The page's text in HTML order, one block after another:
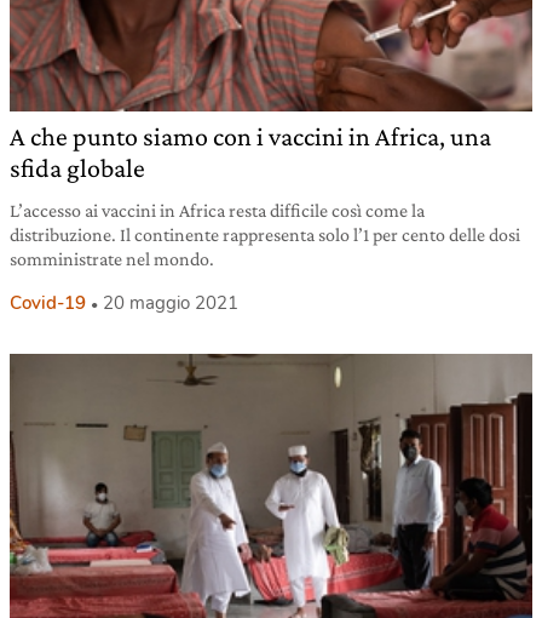
A che punto siamo con i vaccini in Africa, una
sfida globale
L’accesso ai vaccini in Africa resta difficile così come la
distribuzione. Il continente rappresenta solo l’1 per cento delle dosi
somministrate nel mondo.
Covid-19 20 maggio 2021